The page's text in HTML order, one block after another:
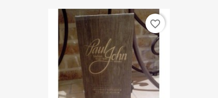
favorite_border